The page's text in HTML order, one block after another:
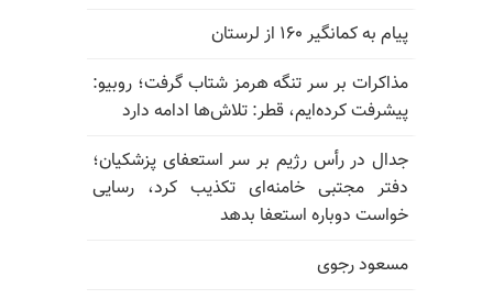
پیام به کمانگیر ۱۶۰ از لرستان
مذاکرات بر سر تنگه هرمز شتاب گرفت؛ روبیو:
پیشرفت کرده‌ایم، قطر: تلاش‌ها ادامه دارد
جدال در رأس رژیم بر سر استعفای پزشکیان؛
دفتر مجتبی خامنه‌ای تکذیب کرد، رسایی
خواست دوباره استعفا بدهد
مسعود رجوی